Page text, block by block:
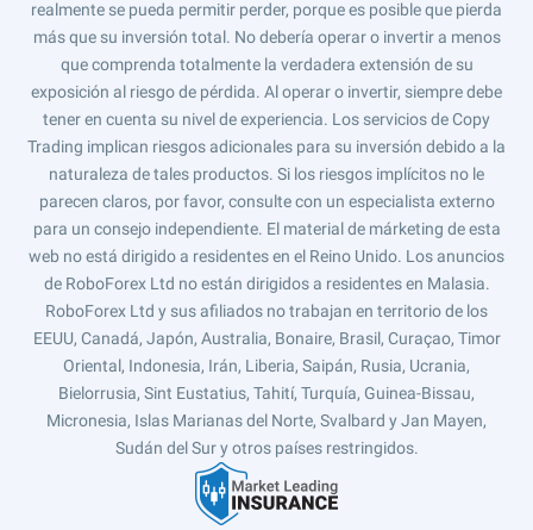
realmente se pueda permitir perder, porque es posible que pierda
más que su inversión total. No debería operar o invertir a menos
que comprenda totalmente la verdadera extensión de su
exposición al riesgo de pérdida. Al operar o invertir, siempre debe
tener en cuenta su nivel de experiencia. Los servicios de Copy
Trading implican riesgos adicionales para su inversión debido a la
naturaleza de tales productos. Si los riesgos implícitos no le
parecen claros, por favor, consulte con un especialista externo
para un consejo independiente. El material de márketing de esta
web no está dirigido a residentes en el Reino Unido. Los anuncios
de RoboForex Ltd no están dirigidos a residentes en Malasia.
RoboForex Ltd y sus afiliados no trabajan en territorio de los
EEUU, Canadá, Japón, Australia, Bonaire, Brasil, Curaçao, Timor
Oriental, Indonesia, Irán, Liberia, Saipán, Rusia, Ucrania,
Bielorrusia, Sint Eustatius, Tahití, Turquía, Guinea-Bissau,
Micronesia, Islas Marianas del Norte, Svalbard y Jan Mayen,
Sudán del Sur y otros países restringidos.